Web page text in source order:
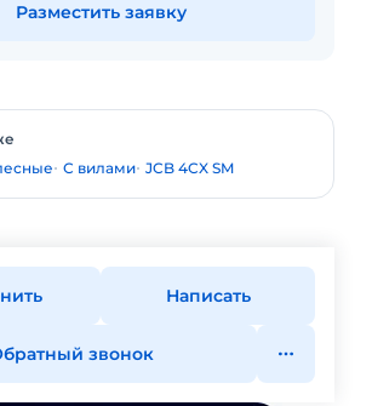
Разместить заявку
С вилами JCB 4CX SM
Написать
звонок